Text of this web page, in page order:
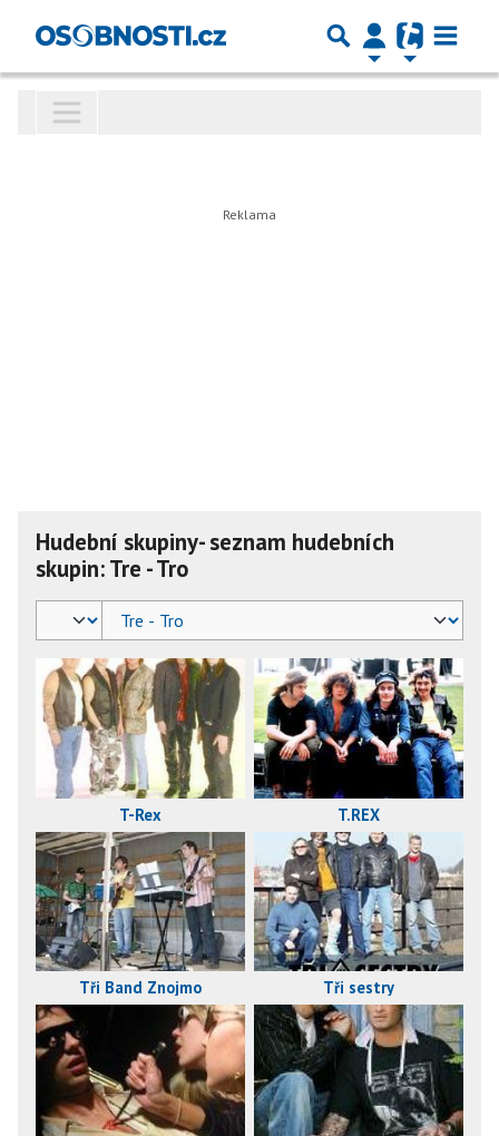
Hudební skupiny- seznam hudebních
skupin: Tre - Tro
T-Rex T.REX
Tři Band Znojmo Tři sestry